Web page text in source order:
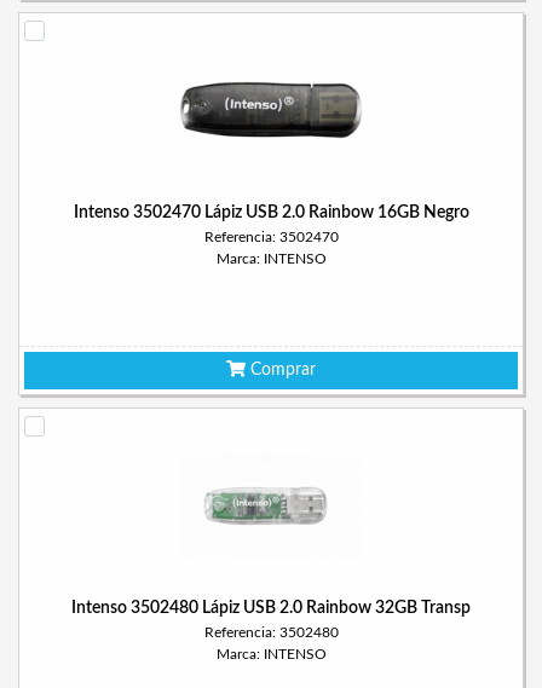
Intenso 3502470 Lápiz USB 2.0 Rainbow 16GB Negro
Referencia: 3502470
Marca: INTENSO
Comprar
Intenso 3502480 Lápiz USB 2.0 Rainbow 32GB Transp
Referencia: 3502480
Marca: INTENSO